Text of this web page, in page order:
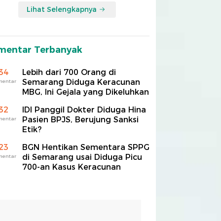
Lihat Selengkapnya
Terbanyak
Lebih dari 700 Orang di
Semarang Diduga Keracunan
MBG, Ini Gejala yang Dikeluhkan
IDI Panggil Dokter Diduga Hina
Pasien BPJS, Berujung Sanksi
Etik?
BGN Hentikan Sementara SPPG
di Semarang usai Diduga Picu
700-an Kasus Keracunan